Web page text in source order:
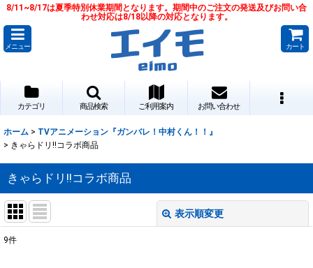
8/11~8/17は夏季特別休業期間となります。期間中のご注文の発送及びお問い合
わせ対応は8/18以降の対応となります。
メニュー カート
カテゴリ 商品検索 ご利用案内 お問い合わせ
ホーム > TVアニメーション『ガンバレ！中村くん！！』
> きゃらドリ!!コラボ商品
きゃらドリ!!コラボ商品
表示順変更
9件